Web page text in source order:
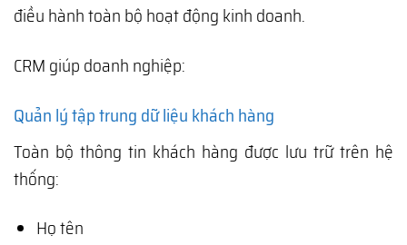
điều hành toàn bộ hoạt động kinh doanh.
CRM giúp doanh nghiệp:
Quản lý tập trung dữ liệu khách hàng
Toàn bộ thông tin khách hàng được lưu trữ trên hệ
thống:
Họ tên